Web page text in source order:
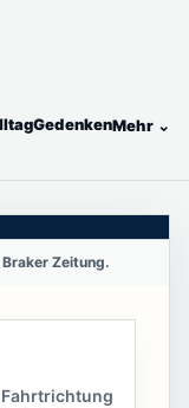
GedenkenMehr ⌄
Braker Zeitung.